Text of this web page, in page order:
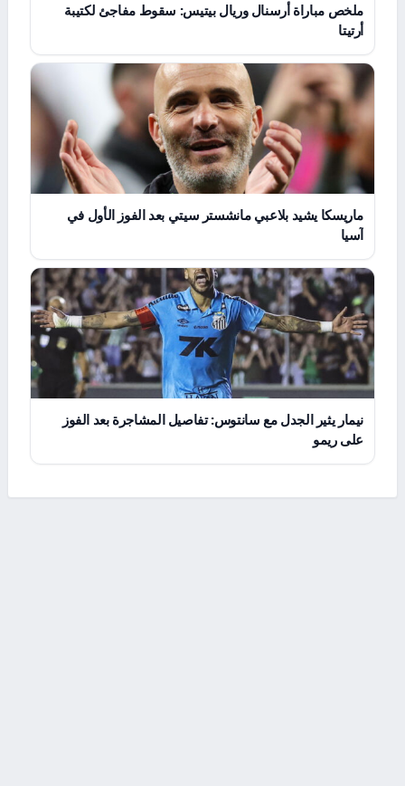
ملخص مباراة أرسنال وريال بيتيس: سقوط مفاجئ لكتيبة
أرتيتا
ماريسكا يشيد بلاعبي مانشستر سيتي بعد الفوز الأول في
آسيا
نيمار يثير الجدل مع سانتوس: تفاصيل المشاجرة بعد الفوز
على ريمو